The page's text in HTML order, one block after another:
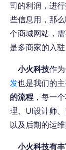
司的利润，进
些信息用，那
个商城网站，
是多商家的入
小火科技作
发也是我们的主
的流程 ，每一
理、UI设计师
以及后期的运维
小火科技有